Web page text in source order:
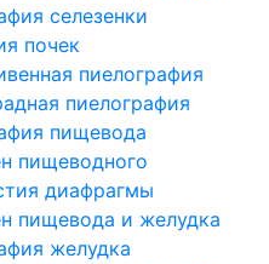
селезенки
почек
пиелография
пиелография
пищевода
пищеводного
диафрагмы
пищевода и желудка
желудка